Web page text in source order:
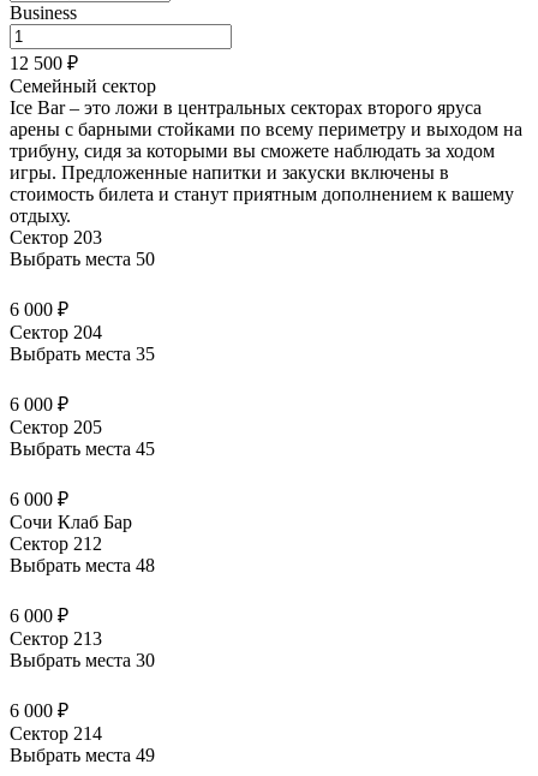
Business
12 500 ₽
Семейный сектор
Ice Bar – это ложи в центральных секторах второго яруса
арены с барными стойками по всему периметру и выходом на
трибуну, сидя за которыми вы сможете наблюдать за ходом
игры. Предложенные напитки и закуски включены в
стоимость билета и станут приятным дополнением к вашему
отдыху.
Сектор 203
Выбрать места 50
6 000 ₽
Сектор 204
Выбрать места 35
6 000 ₽
Сектор 205
Выбрать места 45
6 000 ₽
Сочи Клаб Бар
Сектор 212
Выбрать места 48
6 000 ₽
Сектор 213
Выбрать места 30
6 000 ₽
Сектор 214
Выбрать места 49